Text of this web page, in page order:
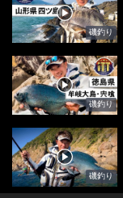
磯釣り
磯釣り
磯釣り